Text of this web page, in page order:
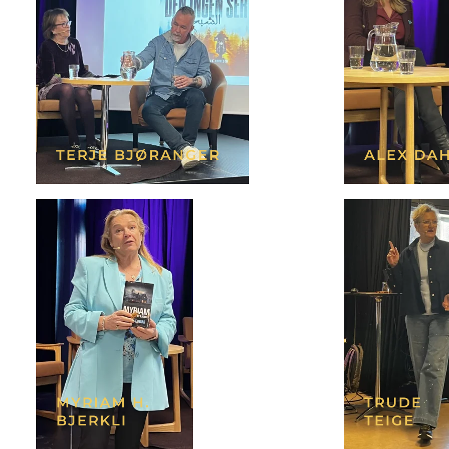
TERJE BJØRANGER ALEX
MYRIAM H.
BJERKLI
TRUDE
TEIGE